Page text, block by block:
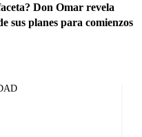
Don Omar revela
sus planes para comienzos